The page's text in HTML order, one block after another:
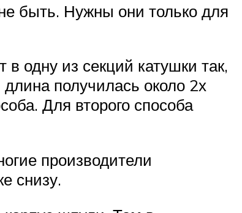
быть. Нужны они только для
одну из секций катушки так,
получилась около 2х
Для второго способа
производители
снизу.